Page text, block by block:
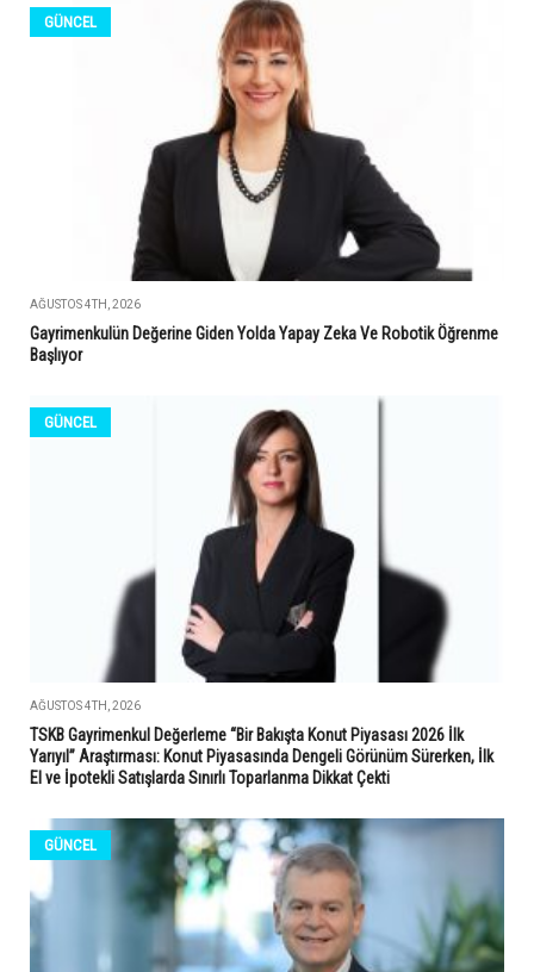
GÜNCEL
AĞUSTOS 4TH, 2026
Gayrimenkulün Değerine Giden Yolda Yapay Zeka Ve Robotik Öğrenme
Başlıyor
GÜNCEL
AĞUSTOS 4TH, 2026
TSKB Gayrimenkul Değerleme “Bir Bakışta Konut Piyasası 2026 İlk
Yarıyıl” Araştırması: Konut Piyasasında Dengeli Görünüm Sürerken, İlk
El ve İpotekli Satışlarda Sınırlı Toparlanma Dikkat Çekti
GÜNCEL